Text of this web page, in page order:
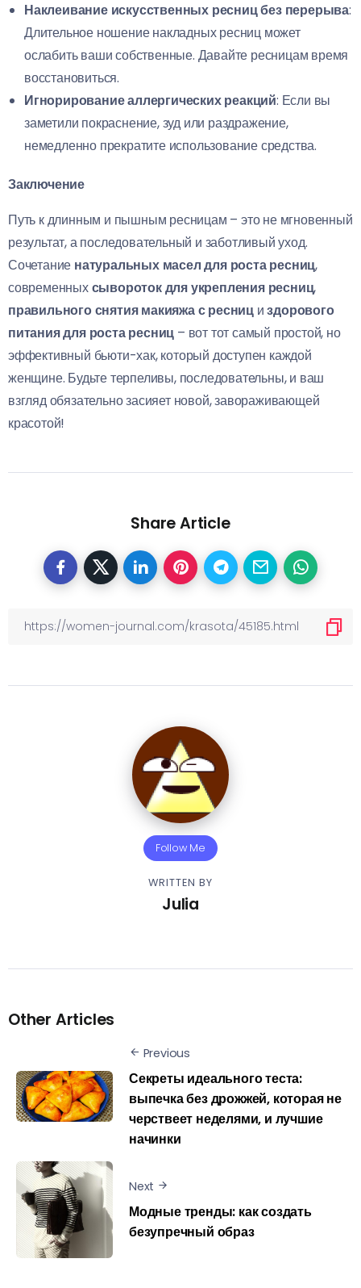
Наклеивание искусственных ресниц без перерыва:
Длительное ношение накладных ресниц может
ослабить ваши собственные. Давайте ресницам время
восстановиться.
Игнорирование аллергических реакций: Если вы
заметили покраснение, зуд или раздражение,
немедленно прекратите использование средства.
Заключение
Путь к длинным и пышным ресницам – это не мгновенный
результат, а последовательный и заботливый уход.
Сочетание натуральных масел для роста ресниц,
современныхсывороток для укрепления ресниц,
правильного снятия макияжа с ресниц издорового
питания для роста ресниц – вот тот самый простой, но
эффективный бьюти-хак, который доступен каждой
женщине. Будьте терпеливы, последовательны, и ваш
взгляд обязательно засияет новой, завораживающей
красотой!
Share Article
Follow Me
WRITTEN BY
Julia
Other Articles
Previous
Секреты идеального теста:
выпечка без дрожжей, которая не
черствеет неделями, и лучшие
начинки
Next
Модные тренды: как создать
безупречный образ